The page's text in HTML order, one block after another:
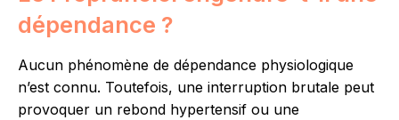
dépendance ?
Aucun phénomène de dépendance physiologique
n’est connu. Toutefois, une interruption brutale peut
provoquer un rebond hypertensif ou une